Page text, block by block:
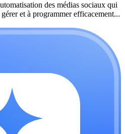
des médias sociaux qui
et à programmer efficacement...